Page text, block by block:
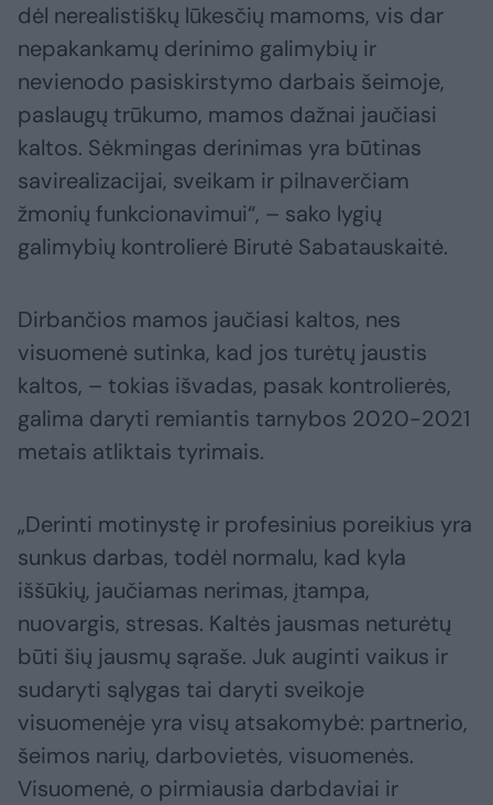
dėl nerealistiškų lūkesčių mamoms, vis dar
nepakankamų derinimo galimybių ir
nevienodo pasiskirstymo darbais šeimoje,
paslaugų trūkumo, mamos dažnai jaučiasi
kaltos. Sėkmingas derinimas yra būtinas
savirealizacijai, sveikam ir pilnaverčiam
žmonių funkcionavimui“, – sako lygių
galimybių kontrolierė Birutė Sabatauskaitė.
Dirbančios mamos jaučiasi kaltos, nes
visuomenė sutinka, kad jos turėtų jaustis
kaltos, – tokias išvadas, pasak kontrolierės,
galima daryti remiantis tarnybos 2020-2021
metais atliktais tyrimais.
„Derinti motinystę ir profesinius poreikius yra
sunkus darbas, todėl normalu, kad kyla
iššūkių, jaučiamas nerimas, įtampa,
nuovargis, stresas. Kaltės jausmas neturėtų
būti šių jausmų sąraše. Juk auginti vaikus ir
sudaryti sąlygas tai daryti sveikoje
visuomenėje yra visų atsakomybė: partnerio,
šeimos narių, darbovietės, visuomenės.
Visuomenė, o pirmiausia darbdaviai ir